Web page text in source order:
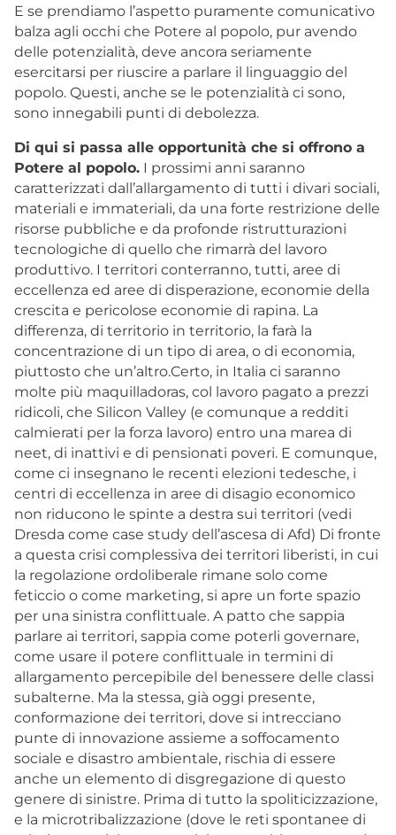
E se prendiamo l’aspetto puramente comunicativo
balza agli occhi che Potere al popolo, pur avendo
delle potenzialità, deve ancora seriamente
esercitarsi per riuscire a parlare il linguaggio del
popolo. Questi, anche se le potenzialità ci sono,
sono innegabili punti di debolezza.
Di qui si passa alle opportunità che si offrono a
Potere al popolo. I prossimi anni saranno
caratterizzati dall’allargamento di tutti i divari sociali,
materiali e immateriali, da una forte restrizione delle
risorse pubbliche e da profonde ristrutturazioni
tecnologiche di quello che rimarrà del lavoro
produttivo. I territori conterranno, tutti, aree di
eccellenza ed aree di disperazione, economie della
crescita e pericolose economie di rapina. La
differenza, di territorio in territorio, la farà la
concentrazione di un tipo di area, o di economia,
piuttosto che un’altro.Certo, in Italia ci saranno
molte più maquilladoras, col lavoro pagato a prezzi
ridicoli, che Silicon Valley (e comunque a redditi
calmierati per la forza lavoro) entro una marea di
neet, di inattivi e di pensionati poveri. E comunque,
come ci insegnano le recenti elezioni tedesche, i
centri di eccellenza in aree di disagio economico
non riducono le spinte a destra sui territori (vedi
Dresda come case study dell’ascesa di Afd) Di fronte
a questa crisi complessiva dei territori liberisti, in cui
la regolazione ordoliberale rimane solo come
feticcio o come marketing, si apre un forte spazio
per una sinistra conflittuale. A patto che sappia
parlare ai territori, sappia come poterli governare,
come usare il potere conflittuale in termini di
allargamento percepibile del benessere delle classi
subalterne. Ma la stessa, già oggi presente,
conformazione dei territori, dove si intrecciano
punte di innovazione assieme a soffocamento
sociale e disastro ambientale, rischia di essere
anche un elemento di disgregazione di questo
genere di sinistre. Prima di tutto la spoliticizzazione,
e la microtribalizzazione (dove le reti spontanee di